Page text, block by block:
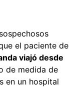
el paciente de
viajó desde
de medida de
en un hospital